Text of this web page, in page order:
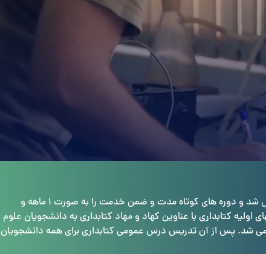
از سال ۱۳۵۰ این گروه با عنوان کتابداری و نسخه شناسی تشکیل شد و دوره های کوتاه مدت و ضمن خدمت را به صورت ۱ ماهه و
کتابداران برگزار می نمود. از سالهای ۱۳۵۵ و۵۶ درسهای اولیه کتابداری با عناوین کهاد و مهاد کتابداری به دانشجویان علوم
شد. پس از آن تدریس درس عمومی کتابداری برای همه دانشجویان